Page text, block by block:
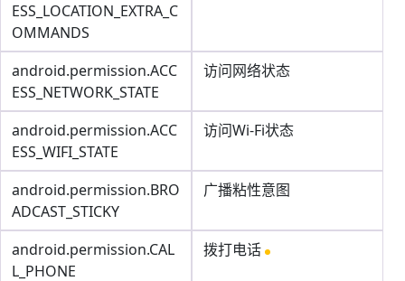
ESS_LOCATION_EXTRA_C
OMMANDS
android.permission.ACC
ESS_NETWORK_STATE
访问网络状态
android.permission.ACC
ESS_WIFI_STATE
访问Wi-Fi状态
android.permission.BRO
ADCAST_STICKY
广播粘性意图
android.permission.CAL
L_PHONE
拨打电话